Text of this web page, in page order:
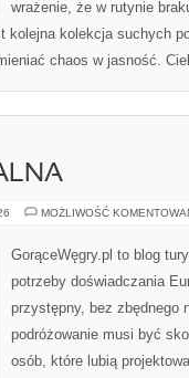
wrażenie, że w rutynie
kolejna kolekcja suchych
chaos w jasność.
MOŻLIWOŚĆ
GorąceWęgry.pl to blog
potrzeby doświadczania
przystępny, bez zbędnego
podróżowanie musi być
osób, które lubią